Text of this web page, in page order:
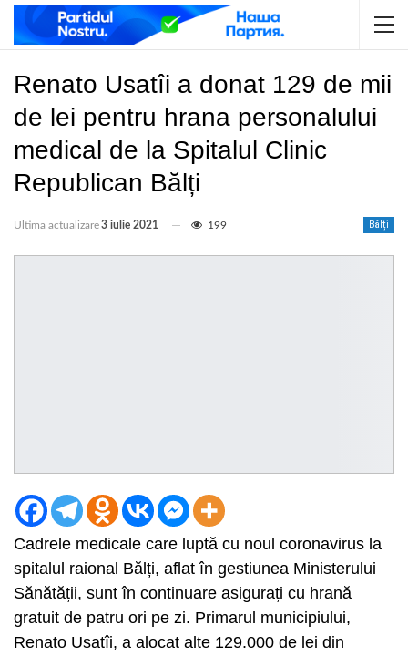
Renato Usatîi a donat 129 de mii
de lei pentru hrana personalului
medical de la Spitalul Clinic
Republican Bălți
Bălți
Ultima actualizare3 iulie 2021 199
Cadrele medicale care luptă cu noul coronavirus la
spitalul raional Bălți, aflat în gestiunea Ministerului
Sănătății, sunt în continuare asigurați cu hrană
gratuit de patru ori pe zi. Primarul municipiului,
Renato Usatîi, a alocat alte 129.000 de lei din